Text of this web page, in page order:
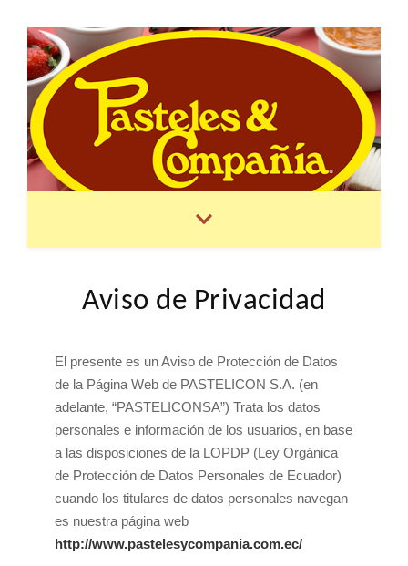
Aviso de Privacidad
El presente es un Aviso de Protección de Datos
de la Página Web de PASTELICON S.A. (en
adelante, “PASTELICONSA”) Trata los datos
personales e información de los usuarios, en base
a las disposiciones de la LOPDP (Ley Orgánica
de Protección de Datos Personales de Ecuador)
cuando los titulares de datos personales navegan
es nuestra página web
http://www.pastelesycompania.com.ec/